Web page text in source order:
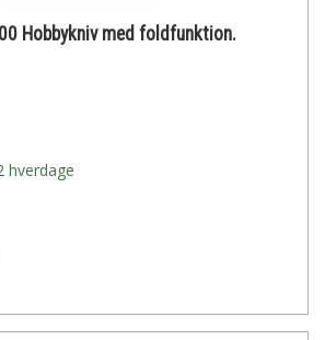
Hobbykniv med foldfunktion.
hverdage